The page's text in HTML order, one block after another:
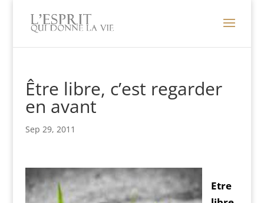
Être libre, c’est regarder
en avant
Sep 29, 2011
Etre